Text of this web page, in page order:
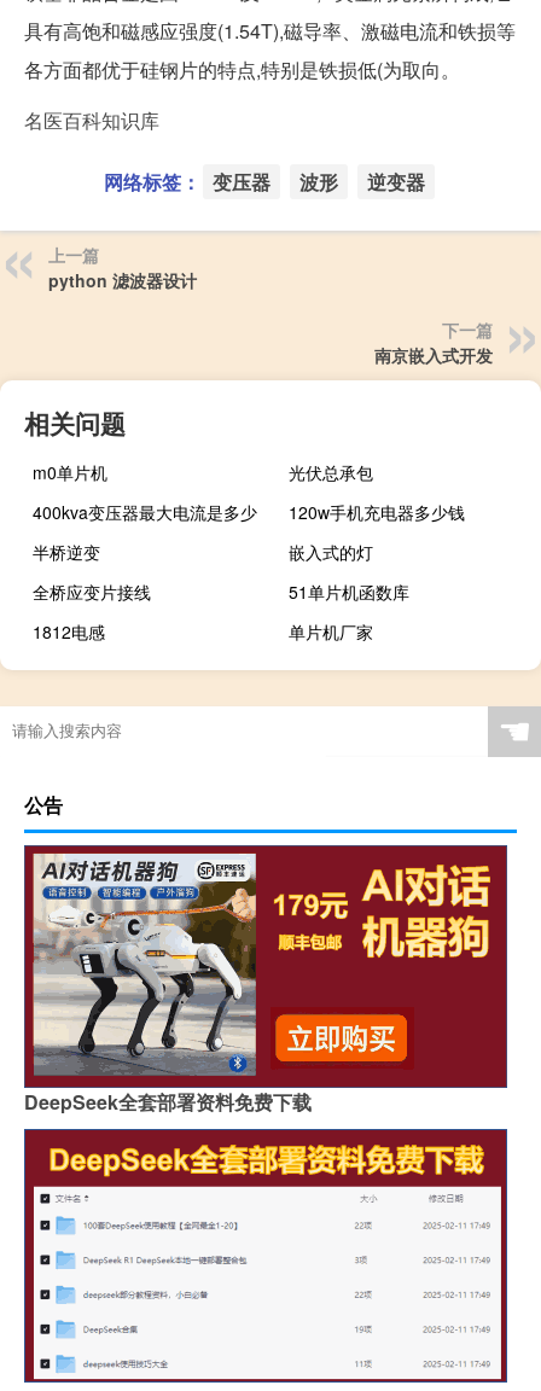
具有高饱和磁感应强度(1.54T),磁导率、激磁电流和铁损等
各方面都优于硅钢片的特点,特别是铁损低(为取向。
名医百科知识库
网络标签： 变压器 波形 逆变器
上一篇
python 滤波器设计
下一篇
南京嵌入式开发
相关问题
m0单片机
光伏总承包
400kva变压器最大电流是多少
120w手机充电器多少钱
半桥逆变
嵌入式的灯
全桥应变片接线
51单片机函数库
1812电感
单片机厂家
☚
公告
DeepSeek全套部署资料免费下载